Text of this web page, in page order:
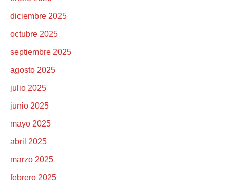
diciembre 2025
octubre 2025
septiembre 2025
agosto 2025
julio 2025
junio 2025
mayo 2025
abril 2025
marzo 2025
febrero 2025